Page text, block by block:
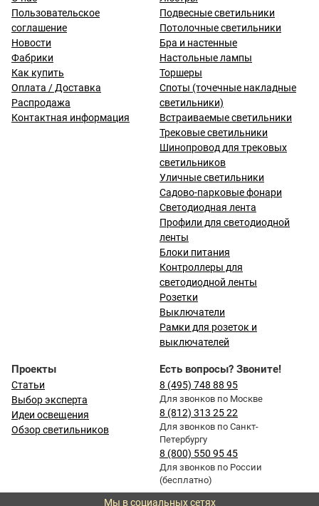
Пользовательское
соглашение
Новости
Фабрики
Как купить
Оплата / Доставка
Распродажа
Контактная информация
Подвесные светильники
Потолочные светильники
Бра и настенные
Настольные лампы
Торшеры
Споты (точечные накладные
светильники)
Встраиваемые светильники
Трековые светильники
Шинопровод для трековых
светильников
Уличные светильники
Садово-парковые фонари
Светодиодная лента
Профили для светодиодной
ленты
Блоки питания
Контроллеры для
светодиодной ленты
Розетки
Выключатели
Рамки для розеток и
выключателей
Проекты
Статьи
Выбор эксперта
Идеи освещения
Обзор светильников
Есть вопросы? Звоните!
8 (495) 748 88 95
Для звонков по Москве
8 (812) 313 25 22
Для звонков по Санкт-
Петербургу
8 (800) 550 95 45
Для звонков по России
(бесплатно)
Мы в социальных сетях